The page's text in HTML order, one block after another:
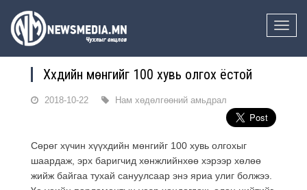
Toggle
Хүүхдийн мөнгийг 100 хувь олгох ёстой
2018-10-22 Нам хөдөлгөөний амьдрал
Сөрөг хүчин хүүхдийн мөнгийг 100 хувь олгохыг
шаардаж, эрх баригчид хөнжлийнхөө хэрээр хөлөө
жийж байгаа тухай сануулсаар энэ яриа улиг болжээ.